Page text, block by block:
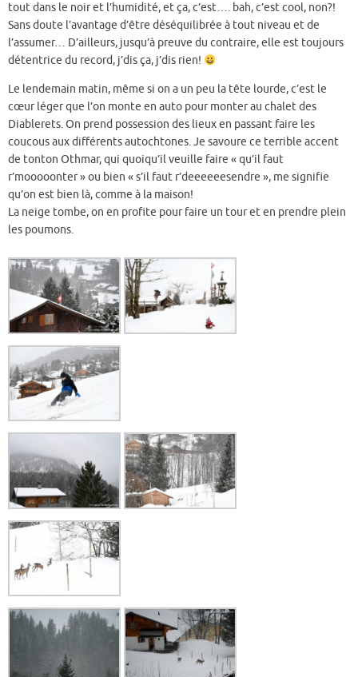
tout dans le noir et l’humidité, et ça, c’est…. bah, c’est cool, non?!
Sans doute l’avantage d’être déséquilibrée à tout niveau et de
l’assumer… D’ailleurs, jusqu’à preuve du contraire, elle est toujours
détentrice du record, j’dis ça, j’dis rien!
Le lendemain matin, même si on a un peu la tête lourde, c’est le
cœur léger que l’on monte en auto pour monter au chalet des
Diablerets. On prend possession des lieux en passant faire les
coucous aux différents autochtones. Je savoure ce terrible accent
de tonton Othmar, qui quoiqu’il veuille faire « qu’il faut
r’mooooonter » ou bien « s’il faut r’deeeeeesendre », me signifie
qu’on est bien là, comme à la maison!
La neige tombe, on en profite pour faire un tour et en prendre plein
les poumons.